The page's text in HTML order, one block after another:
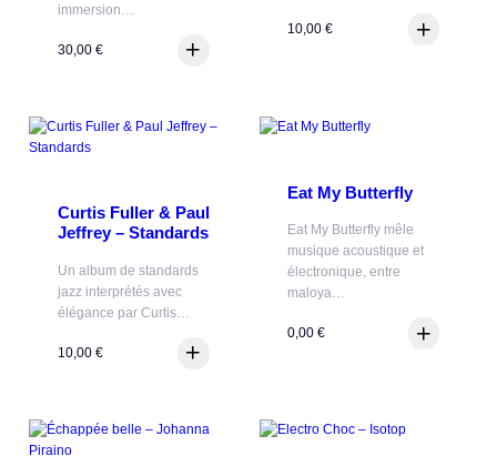
immersion…
30,00 €
10,00€
Curtis Fuller & Paul
Jeffrey – Standards
Un album de standards
jazz interprétés avec
élégance par Curtis…
10,00 €
Eat My Butterfly
Eat My Butterfly mêle
musique acoustique et
électronique, entre
maloya…
0,00€